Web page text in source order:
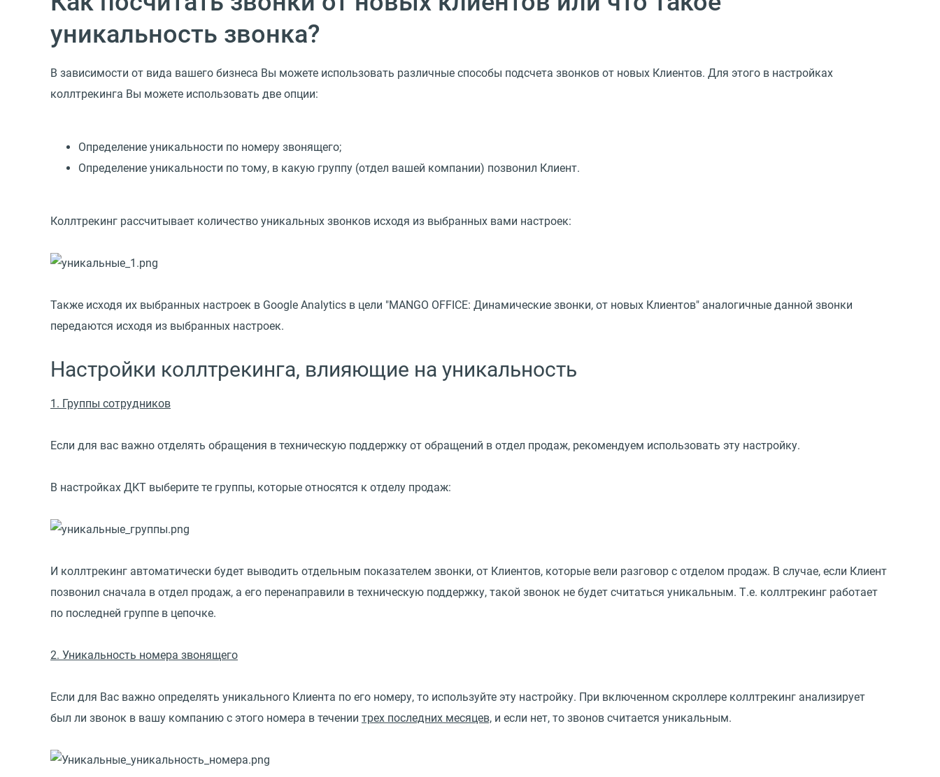
уникальность звонка?
В зависимости от вида вашего бизнеса Вы можете использовать различные способы подсчета звонков от новых Клиентов. Для этого в настройках
коллтрекинга Вы можете использовать две опции:
Определение уникальности по номеру звонящего;
Определение уникальности по тому, в какую группу (отдел вашей компании) позвонил Клиент.
Коллтрекинг рассчитывает количество уникальных звонков исходя из выбранных вами настроек:
Также исходя их выбранных настроек в Google Analytics в цели "MANGO OFFICE: Динамические звонки, от новых Клиентов" аналогичные данной звонки
передаются исходя из выбранных настроек.
Настройки коллтрекинга, влияющие на уникальность
1. Группы сотрудников
Если для вас важно отделять обращения в техническую поддержку от обращений в отдел продаж, рекомендуем использовать эту настройку.
В настройках ДКТ выберите те группы, которые относятся к отделу продаж:
И коллтрекинг автоматически будет выводить отдельным показателем звонки, от Клиентов, которые вели разговор с отделом продаж. В случае, если Клиент
позвонил сначала в отдел продаж, а его перенаправили в техническую поддержку, такой звонок не будет считаться уникальным. Т.е. коллтрекинг работает
по последней группе в цепочке.
2. Уникальность номера звонящего
Если для Вас важно определять уникального Клиента по его номеру, то используйте эту настройку. При включенном скроллере коллтрекинг анализирует
был ли звонок в вашу компанию с этого номера в течении трех последних месяцев, и если нет, то звонов считается уникальным.